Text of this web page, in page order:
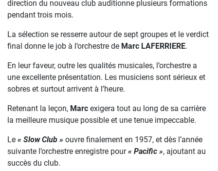
direction du nouveau club auditionne plusieurs formations
pendant trois mois.
La sélection se resserre autour de sept groupes et le verdict
final donne le job à l’orchestre de Marc LAFERRIERE.
En leur faveur, outre les qualités musicales, l’orchestre a
une excellente présentation. Les musiciens sont sérieux et
sobres et surtout arrivent à l’heure.
Retenant la leçon, Marc exigera tout au long de sa carrière
la meilleure musique possible et une tenue impeccable.
Le « Slow Club » ouvre finalement en 1957, et dès l’année
suivante l’orchestre enregistre pour« Pacific », ajoutant au
succès du club.